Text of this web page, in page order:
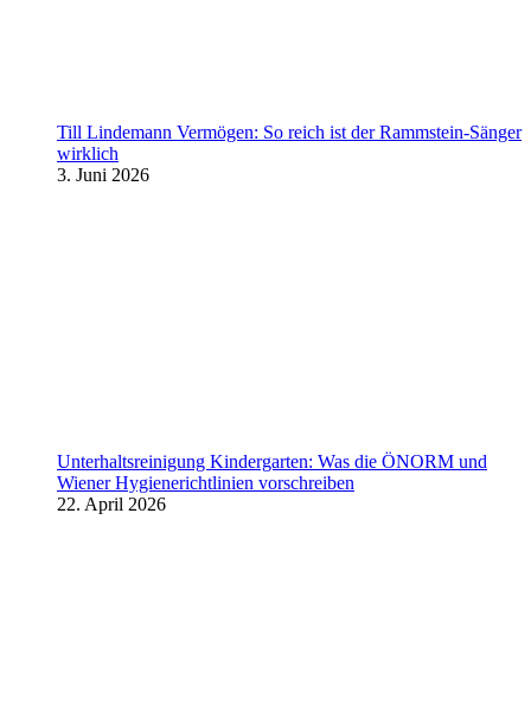
Till Lindemann Vermögen: So reich ist der Rammstein-Sänger
wirklich
3. Juni 2026
Unterhaltsreinigung Kindergarten: Was die ÖNORM und
Wiener Hygienerichtlinien vorschreiben
22. April 2026